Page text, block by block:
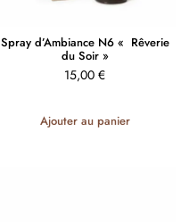
Spray d’Ambiance N6 « Rêverie
du Soir »
15,00 €
Ajouter au panier